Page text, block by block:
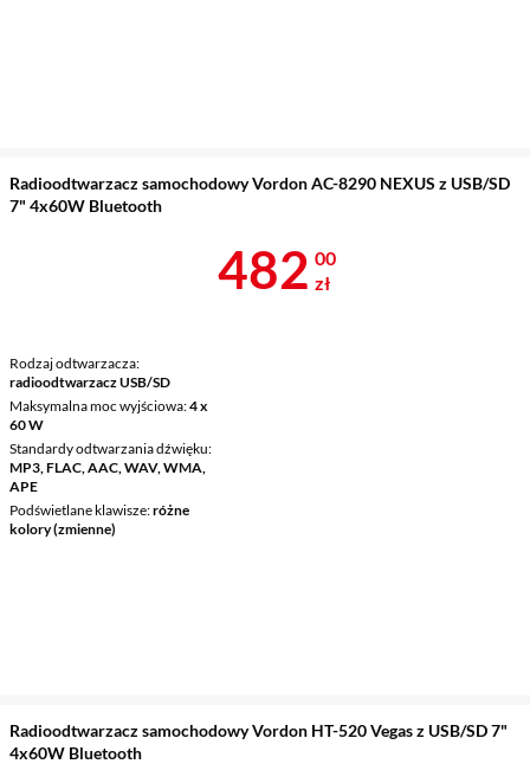
Radioodtwarzacz samochodowy Vordon AC-8290 NEXUS z USB/SD
7" 4x60W Bluetooth
Rodzaj odtwarzacza
radioodtwarzacz USB/SD
Maksymalna moc wyjściowa 4 x
60 W
Standardy odtwarzania dźwięku
MP3, FLAC, AAC, WAV, WMA,
APE
Podświetlane klawisze różne
kolory (zmienne)
Cena 482 zł
482 00
zł
Radioodtwarzacz samochodowy Vordon HT-520 Vegas z USB/SD 7"
4x60W Bluetooth